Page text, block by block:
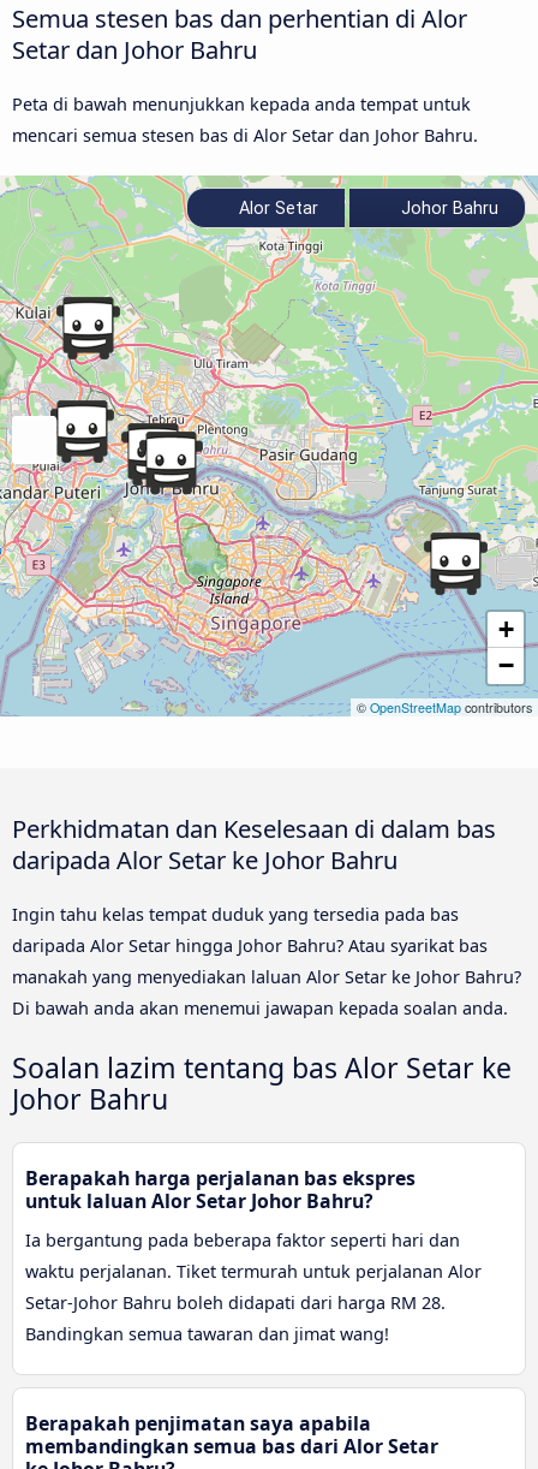
Semua stesen bas dan perhentian di Alor
Setar dan Johor Bahru
Peta di bawah menunjukkan kepada anda tempat untuk
mencari semua stesen bas di Alor Setar dan Johor Bahru.
+
−
© OpenStreetMap contributors
Alor Setar Johor Bahru
Perkhidmatan dan Keselesaan di dalam bas
daripada Alor Setar ke Johor Bahru
Ingin tahu kelas tempat duduk yang tersedia pada bas
daripada Alor Setar hingga Johor Bahru? Atau syarikat bas
manakah yang menyediakan laluan Alor Setar ke Johor Bahru?
Di bawah anda akan menemui jawapan kepada soalan anda.
Soalan lazim tentang bas Alor Setar ke
Johor Bahru
Berapakah harga perjalanan bas ekspres
untuk laluan Alor Setar Johor Bahru?
Ia bergantung pada beberapa faktor seperti hari dan
waktu perjalanan. Tiket termurah untuk perjalanan Alor
Setar-Johor Bahru boleh didapati dari harga RM 28.
Bandingkan semua tawaran dan jimat wang!
Berapakah penjimatan saya apabila
membandingkan semua bas dari Alor Setar